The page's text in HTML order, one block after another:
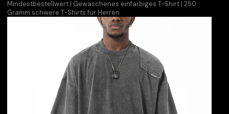
Mindestbestellwert | Gewaschenes einfarbiges T-Shirt | 250
Gramm schwere T-Shirts für Herren